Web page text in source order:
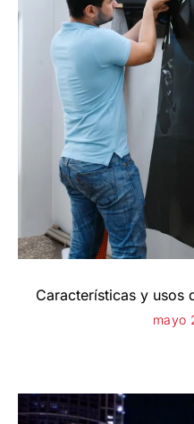
Características y usos
mayo